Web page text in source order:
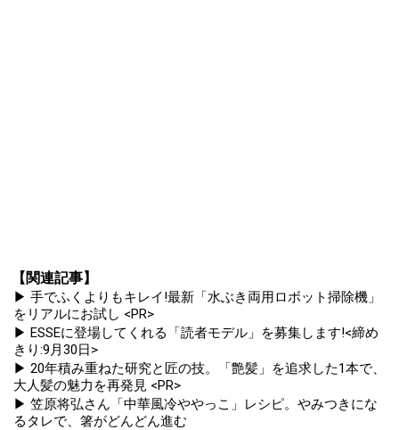
【関連記事】
▶ 手でふくよりもキレイ!最新「水ぶき両用ロボット掃除機」
をリアルにお試し <PR>
▶ ESSEに登場してくれる「読者モデル」を募集します!<締め
きり:9月30日>
▶ 20年積み重ねた研究と匠の技。「艶髪」を追求した1本で、
大人髪の魅力を再発見 <PR>
▶ 笠原将弘さん「中華風冷ややっこ」レシピ。やみつきにな
るタレで、箸がどんどん進む